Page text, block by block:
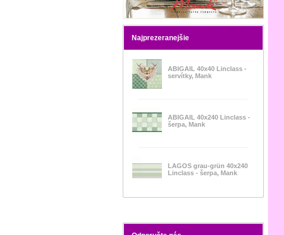
Najprezeranejšie
ABIGAIL 40x40 Linclass -
servítky, Mank
ABIGAIL 40x240 Linclass -
šerpa, Mank
LAGOS grau-grün 40x240
Linclass - šerpa, Mank